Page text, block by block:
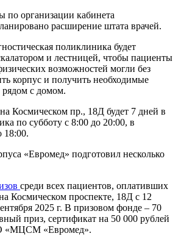
по организации кабинета
расширение штата врачей.
поликлиника будет
и лестницей, чтобы пациенты
возможностей могли без
корпус и получить необходимые
с домом.
Космическом пр., 18Д будет 7 дней в
по субботу с 8:00 до 20:00, в
18:00.
«Евромед» подготовил несколько
среди всех пациентов, оплативших
Космическом проспекте, 18Д с 12
2025 г. В призовом фонде – 70
приз, сертификат на 50 000 рублей
«МЦСМ «Евромед».